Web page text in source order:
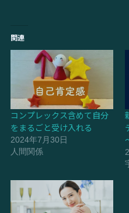
関連
コンプレックス含めて自分
をまるごと受け入れる
2024年7月30日
人間関係